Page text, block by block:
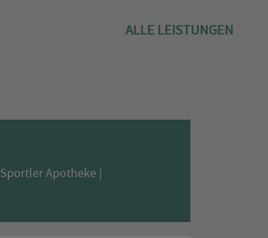
ALLE LEISTUNGEN
Sportler Apotheke